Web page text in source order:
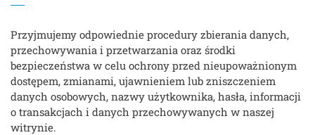
Przyjmujemy odpowiednie procedury zbierania danych,
przechowywania i przetwarzania oraz środki
bezpieczeństwa w celu ochrony przed nieupoważnionym
dostępem, zmianami, ujawnieniem lub zniszczeniem
danych osobowych, nazwy użytkownika, hasła, informacji
o transakcjach i danych przechowywanych w naszej
witrynie.